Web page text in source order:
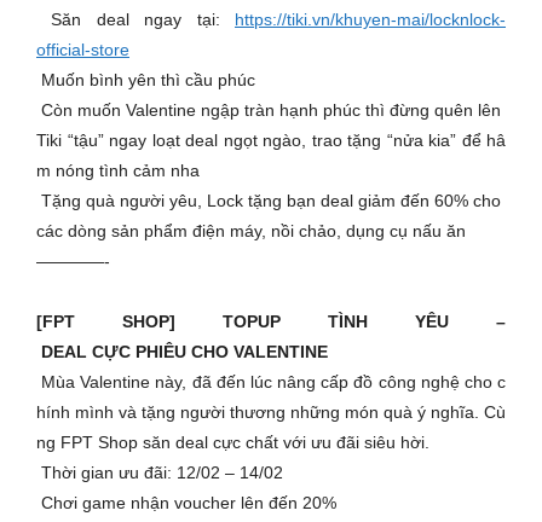
Săn deal ngay tại: https://tiki.vn/khuyen-mai/locknlock-
official-store
Muốn bình yên thì cầu phúc
Còn muốn Valentine ngập tràn hạnh phúc thì đừng quên lên
Tiki “tậu” ngay loạt deal ngọt ngào, trao tặng “nửa kia” để hâ
m nóng tình cảm nha
Tặng quà người yêu, Lock tặng bạn deal giảm đến 60% cho
các dòng sản phẩm điện máy, nồi chảo, dụng cụ nấu ăn
————-
[FPT SHOP] TOPUP TÌNH YÊU –
DEAL CỰC PHIÊU CHO VALENTINE
Mùa Valentine này, đã đến lúc nâng cấp đồ công nghệ cho c
hính mình và tặng người thương những món quà ý nghĩa. Cù
ng FPT Shop săn deal cực chất với ưu đãi siêu hời.
Thời gian ưu đãi: 12/02 – 14/02
Chơi game nhận voucher lên đến 20%